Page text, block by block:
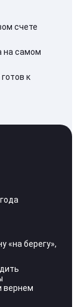
счете
на самом
к
«на берегу»,
вернем